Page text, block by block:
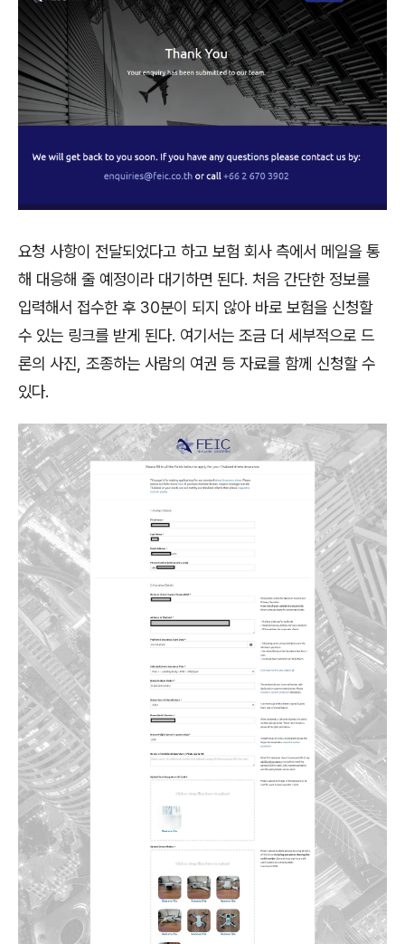
요청 사항이 전달되었다고 하고 보험 회사 측에서 메일을 통
해 대응해 줄 예정이라 대기하면 된다. 처음 간단한 정보를
입력해서 접수한 후 30분이 되지 않아 바로 보험을 신청할
수 있는 링크를 받게 된다. 여기서는 조금 더 세부적으로 드
론의 사진, 조종하는 사람의 여권 등 자료를 함께 신청할 수
있다.